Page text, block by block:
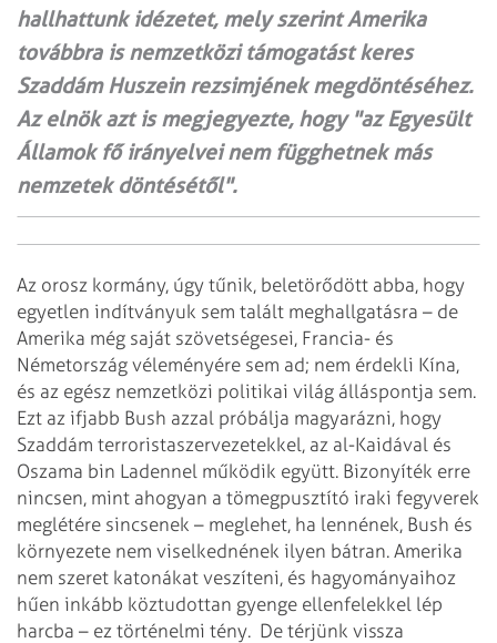
hallhattunk idézetet, mely szerint Amerika
továbbra is nemzetközi támogatást keres
Szaddám Huszein rezsimjének megdöntéséhez.
Az elnök azt is megjegyezte, hogy "az Egyesült
Államok fő irányelvei nem függhetnek más
nemzetek döntésétől".
Az orosz kormány, úgy tűnik, beletörődött abba, hogy
egyetlen indítványuk sem talált meghallgatásra – de
Amerika még saját szövetségesei, Francia- és
Németország véleményére sem ad; nem érdekli Kína,
és az egész nemzetközi politikai világ álláspontja sem.
Ezt az ifjabb Bush azzal próbálja magyarázni, hogy
Szaddám terroristaszervezetekkel, az al-Kaidával és
Oszama bin Ladennel működik együtt. Bizonyíték erre
nincsen, mint ahogyan a tömegpusztító iraki fegyverek
meglétére sincsenek – meglehet, ha lennének, Bush és
környezete nem viselkednének ilyen bátran. Amerika
nem szeret katonákat veszíteni, és hagyományaihoz
hűen inkább köztudottan gyenge ellenfelekkel lép
harcba – ez történelmi tény. De térjünk vissza